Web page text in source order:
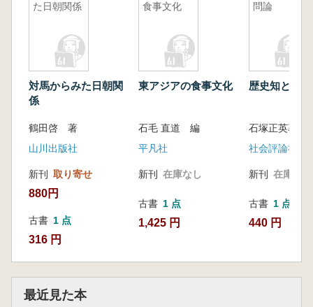
た日朝関係
対馬からみた日朝関
係
鶴田啓 著
山川出版社
新刊 取り寄せ
880円
古書 1 点
316 円
食事文化
東アジアの食事文化
石毛 直道 編
平凡社
新刊 在庫なし
古書 1 点
1,425 円
問論
歴史知と学
石塚正英著
社会評論社
新刊 在庫なし
古書 1 点
440 円
最近見た本